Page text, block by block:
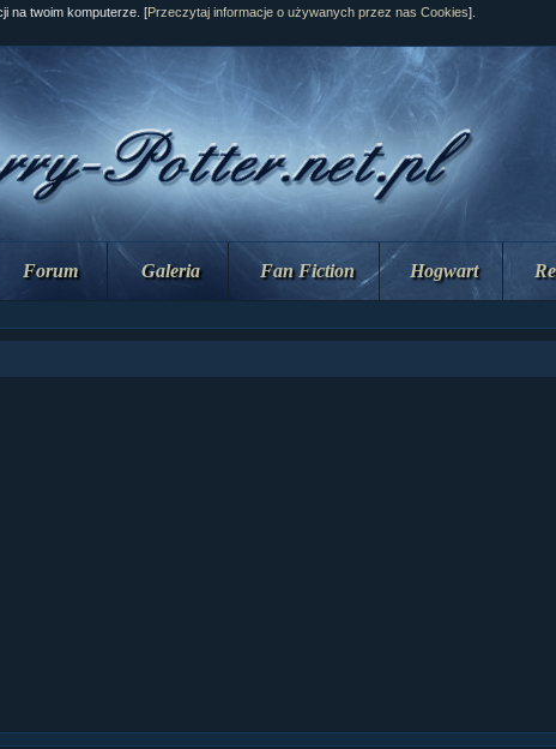
Forum Galeria Fan Fiction Hogwart
na twoim komputerze. [Przeczytaj informacje o używanych przez nas Cookies].